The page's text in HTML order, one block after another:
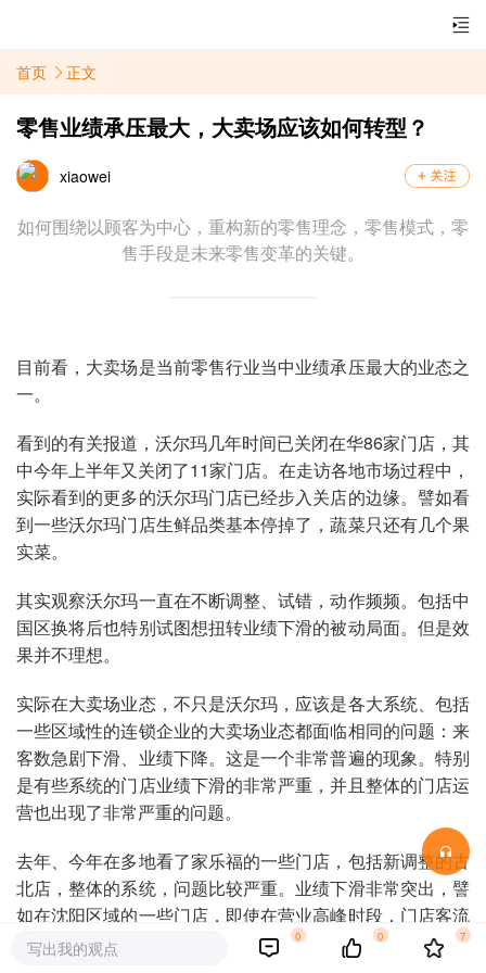
首页 正文
零售业绩承压最大，大卖场应该如何转型？
xiaowei
如何围绕以顾客为中心，重构新的零售理念，零售模式，零
售手段是未来零售变革的关键。
目前看，大卖场是当前零售行业当中业绩承压最大的业态之
一。
看到的有关报道，沃尔玛几年时间已关闭在华86家门店，其
中今年上半年又关闭了11家门店。在走访各地市场过程中，
实际看到的更多的沃尔玛门店已经步入关店的边缘。譬如看
到一些沃尔玛门店生鲜品类基本停掉了，蔬菜只还有几个果
实菜。
其实观察沃尔玛一直在不断调整、试错，动作频频。包括中
国区换将后也特别试图想扭转业绩下滑的被动局面。但是效
果并不理想。
实际在大卖场业态，不只是沃尔玛，应该是各大系统、包括
一些区域性的连锁企业的大卖场业态都面临相同的问题：来
客数急剧下滑、业绩下降。这是一个非常普遍的现象。特别
是有些系统的门店业绩下滑的非常严重，并且整体的门店运
营也出现了非常严重的问题。
去年、今年在多地看了家乐福的一些门店，包括新调整的古
北店，整体的系统，问题比较严重。业绩下滑非常突出，譬
如在沈阳区域的一些门店，即使在营业高峰时段，门店客流
也是非常稀疏。并且整体体系的管理出现较大问题，最好的
写出我的观点
0 0 7